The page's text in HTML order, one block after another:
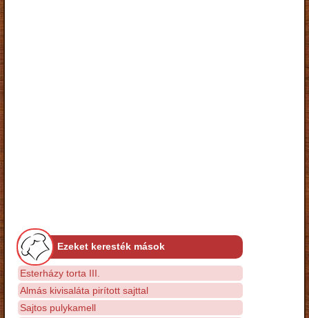
Ezeket keresték mások
Esterházy torta III.
Almás kivisaláta pirított sajttal
Sajtos pulykamell